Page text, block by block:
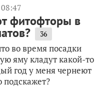
фитофторы в
36
во время посадки
яму кладут какой-то
год у меня чернеют